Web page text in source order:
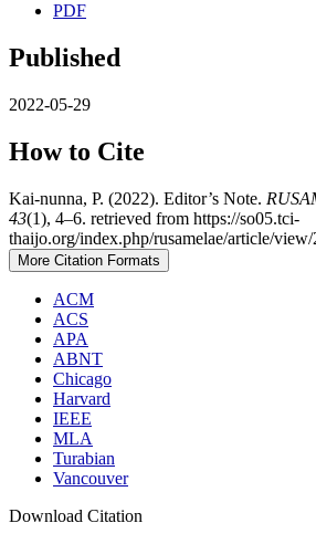
PDF
Published
2022-05-29
How to Cite
Kai-nunna, P. (2022). Editor’s Note.
43(1), 4–6. retrieved from https://so05.tci-
thaijo.org/index.php/rusamelae/article/
More Citation Formats
ACM
ACS
APA
ABNT
Chicago
Harvard
IEEE
MLA
Turabian
Vancouver
Download Citation